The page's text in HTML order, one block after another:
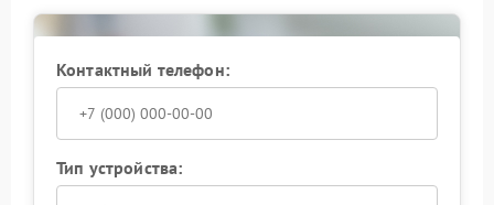
Контактный телефон:
Тип устройства: